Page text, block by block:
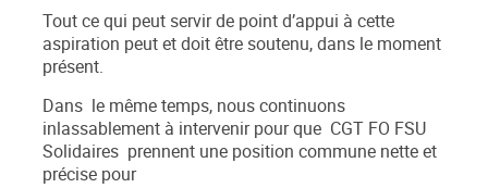
Tout ce qui peut servir de point d’appui à cette
aspiration peut et doit être soutenu, dans le moment
présent.
Dans le même temps, nous continuons
inlassablement à intervenir pour que CGT FO FSU
Solidaires prennent une position commune nette et
précise pour